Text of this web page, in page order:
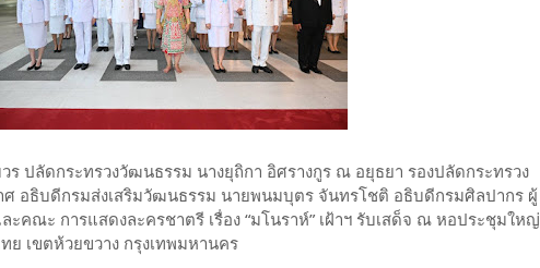
ปลัดกระทรวงวัฒนธรรม นางยุถิกา อิศรางกูร ณ อยุธยา รองปลัดกระทรวง
อธิบดีกรมส่งเสริมวัฒนธรรม นายพนมบุตร จันทรโชติ อธิบดีกรมศิลปากร ผู้
คณะ การแสดงละครชาตรี เรื่อง “มโนราห์” เฝ้าฯ รับเสด็จ ณ หอประชุมใหญ่
เขตห้วยขวาง กรุงเทพมหานคร